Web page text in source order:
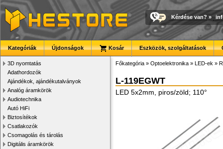
Kérdése van? »
Kategóriák Újdonságok Kosár Eszközök, szolgáltatások
3D nyomtatás
Adathordozók
Ajándékok, ajándékutalványok
Analóg áramkörök
Audiotechnika
Autó HiFi
Biztosítékok
Csatlakozók
Csomagolás és tárolás
Digitális áramkörök
Főkategória » Optoelektronika » LED-ek »
L-119EGWT
LED 5x2mm, piros/zöld; 110°